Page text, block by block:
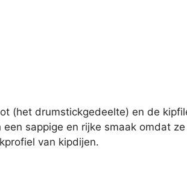
(het drumstickgedeelte) en de
sappige en rijke smaak omdat ze
van kipdijen.